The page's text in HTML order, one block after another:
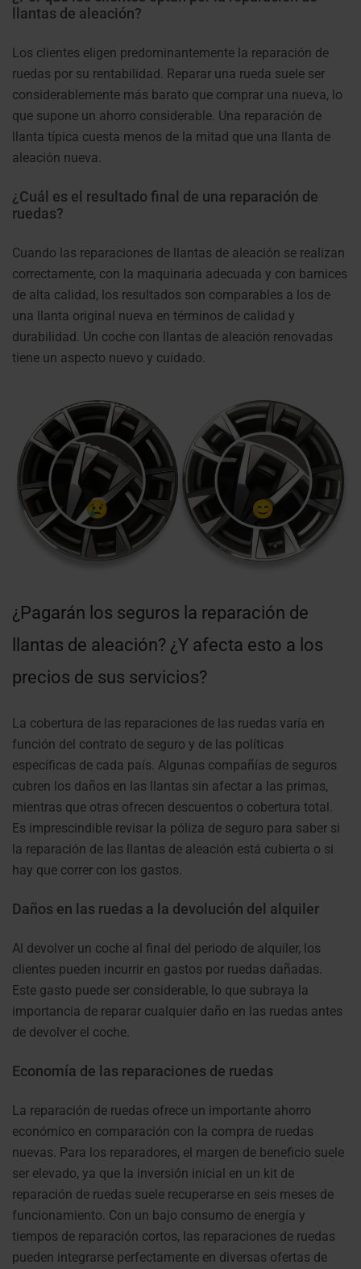
llantas de aleación?
Los clientes eligen predominantemente la reparación de
ruedas por su rentabilidad. Reparar una rueda suele ser
considerablemente más barato que comprar una nueva, lo
que supone un ahorro considerable. Una reparación de
llanta típica cuesta menos de la mitad que una llanta de
aleación nueva.
¿Cuál es el resultado final de una reparación de
ruedas?
Cuando las reparaciones de llantas de aleación se realizan
correctamente, con la maquinaria adecuada y con barnices
de alta calidad, los resultados son comparables a los de
una llanta original nueva en términos de calidad y
durabilidad. Un coche con llantas de aleación renovadas
tiene un aspecto nuevo y cuidado.
¿Pagarán los seguros la reparación de
llantas de aleación? ¿Y afecta esto a los
precios de sus servicios?
La cobertura de las reparaciones de las ruedas varía en
función del contrato de seguro y de las políticas
específicas de cada país. Algunas compañías de seguros
cubren los daños en las llantas sin afectar a las primas,
mientras que otras ofrecen descuentos o cobertura total.
Es imprescindible revisar la póliza de seguro para saber si
la reparación de las llantas de aleación está cubierta o si
hay que correr con los gastos.
Daños en las ruedas a la devolución del alquiler
Al devolver un coche al final del periodo de alquiler, los
clientes pueden incurrir en gastos por ruedas dañadas.
Este gasto puede ser considerable, lo que subraya la
importancia de reparar cualquier daño en las ruedas antes
de devolver el coche.
Economía de las reparaciones de ruedas
La reparación de ruedas ofrece un importante ahorro
económico en comparación con la compra de ruedas
nuevas. Para los reparadores, el margen de beneficio suele
ser elevado, ya que la inversión inicial en un kit de
reparación de ruedas suele recuperarse en seis meses de
funcionamiento. Con un bajo consumo de energía y
tiempos de reparación cortos, las reparaciones de ruedas
pueden integrarse perfectamente en diversas ofertas de